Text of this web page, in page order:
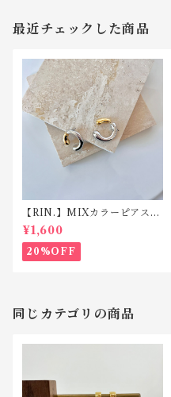
最近チェックした商品
【RIN.】MIXカラーピアス
P055
¥1,600
20%OFF
同じカテゴリの商品